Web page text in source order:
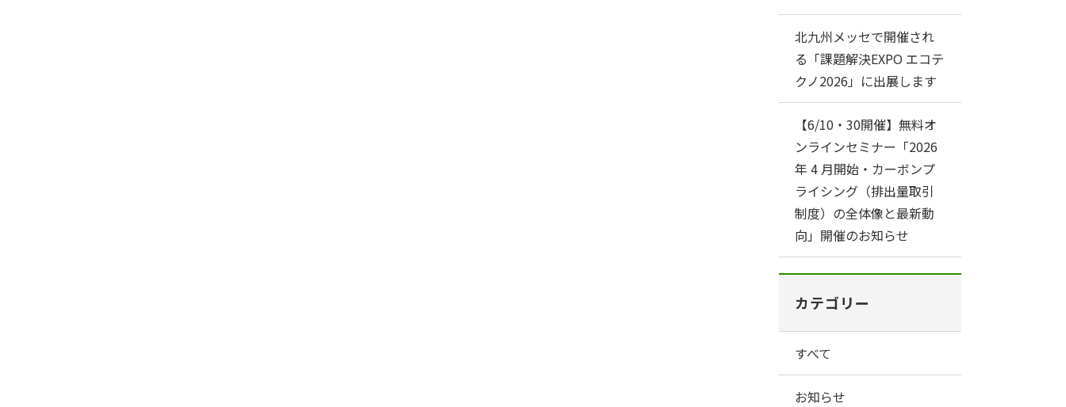
北九州メッセで開催され
る「課題解決EXPO エコテ
クノ2026」に出展します
【6/10・30開催】無料オ
ンラインセミナー「2026
年 4 月開始・カーボンプ
ライシング（排出量取引
制度）の全体像と最新動
向」開催のお知らせ
カテゴリー
すべて
お知らせ